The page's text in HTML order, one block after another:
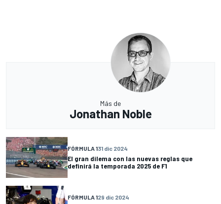
Más de
Jonathan Noble
FÓRMULA 131 dic 2024
El gran dilema con las nuevas reglas que
definirá la temporada 2025 de F1
FÓRMULA 129 dic 2024